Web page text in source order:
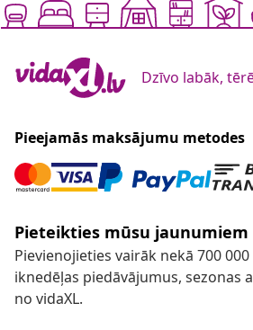
Dzīvo labāk,
Pieejamās maksājumu metodes
Pieteikties mūsu jaunumiem
Pievienojieties vairāk nekā 700
iknedēļas piedāvājumus, sezonas
no vidaXL.